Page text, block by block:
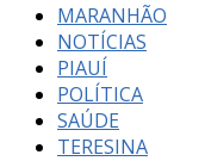
MARANHÃO
NOTÍCIAS
PIAUÍ
POLÍTICA
SAÚDE
TERESINA